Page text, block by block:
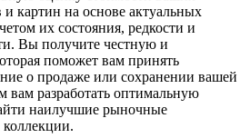
картин на основе актуальных
их состояния, редкости и
Вы получите честную и
поможет вам принять
о продаже или сохранении вашей
разработать оптимальную
наилучшие рыночные